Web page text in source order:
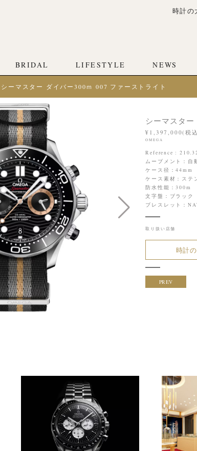
時計の
BRIDAL LIFESTYLE NEWS
シーマスター ダイバー300 ｍ 007 ファーストライト
シーマスター
¥1,397,000(税
OMEGA
Reference :
ムーブメント：自
ケース径：44mm
ケース素材：ステ
防水性能：300m
文字盤：ブラック
ブレスレット：
取り扱い店舗
時計
PREV